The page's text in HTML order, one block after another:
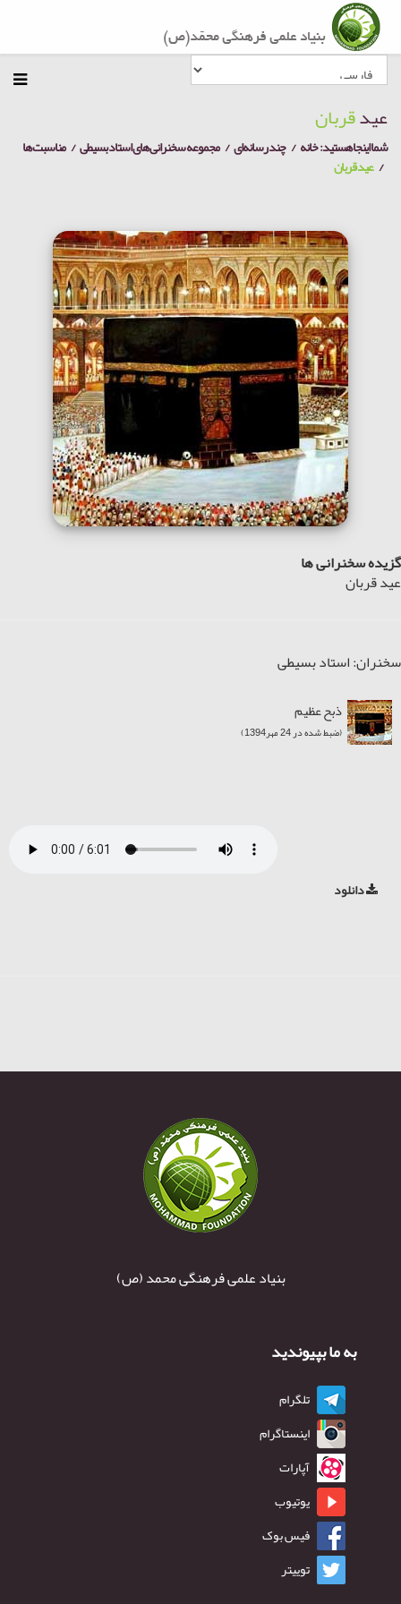
عیدقربان
شما اینجا هستید:خانه چند رسانه‌ای مجموعه سخنرانی های استاد بسیطی مناسبت ها
عید قربان
گزیده سخنرانی ها
عید قربان
سخنران: استاد بسیطی
ذبح عظیم
(ضبط شده در 24 مهر1394)
دانلود
بنیاد علمی فرهنگی محمد (ص)
به ما بپیوندید
تلگرام
اینستاگرام
آپارات
یوتیوب
فیس بوک
توییتر